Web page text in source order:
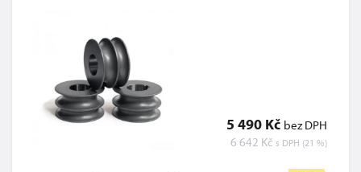
5 490 Kč bez DPH
6 642 Kč s DPH (21 %)